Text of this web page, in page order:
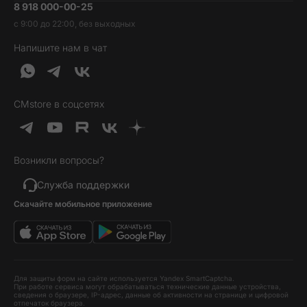
Наушники и колонки
Гаджеты
Услуги и софт
Идеи подарков
Товары дня
Выгодные комплекты
Хиты продаж
Уценка
Трейд-ин
Гарантия и возврат
Доставка и оплата
Кредит и рассрочка
Вакансии
Контакты
Обратная связь
О нас
8 918 000-00-25
с 9:00 до 22:00, без выходных
Напишите нам в чат
CMstore в соцсетях
Возникли вопросы?
Служба поддержки
Скачайте мобильное приложение
Для защиты форм на сайте используется Yandex SmartCaptcha.
При работе сервиса могут обрабатываться технические данные устройства,
сведения о браузере, IP-адрес, данные об активности на странице и цифровой
отпечаток браузера.